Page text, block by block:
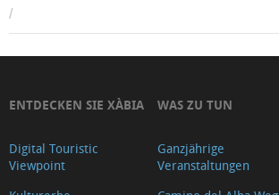
/
ENTDECKEN SIE XÀBIA
Digital Touristic
Viewpoint
WAS ZU TUN
Ganzjährige
Veranstaltungen